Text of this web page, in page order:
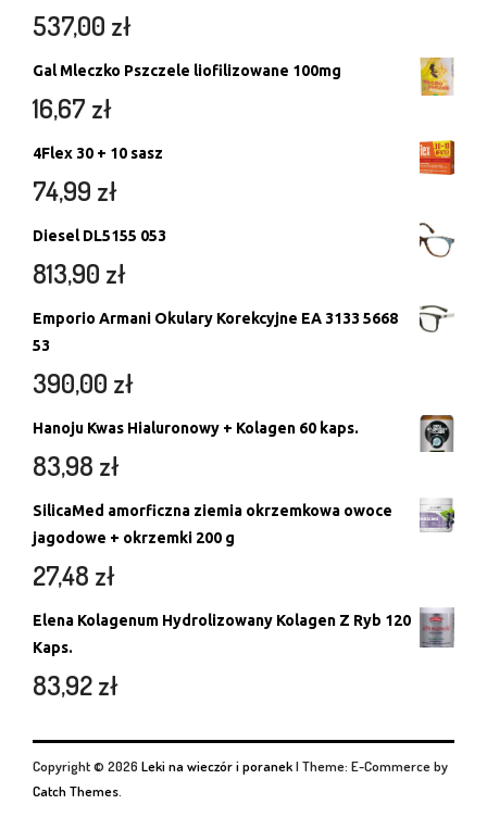
537,00 zł
Gal Mleczko Pszczele liofilizowane 100mg
16,67 zł
4Flex 30 + 10 sasz
74,99 zł
Diesel DL5155 053
813,90 zł
Emporio Armani Okulary Korekcyjne EA 3133 5668
53
390,00 zł
Hanoju Kwas Hialuronowy + Kolagen 60 kaps.
83,98 zł
SilicaMed amorficzna ziemia okrzemkowa owoce
jagodowe + okrzemki 200 g
27,48 zł
Elena Kolagenum Hydrolizowany Kolagen Z Ryb 120
Kaps.
83,92zł
Copyright © 2026 Leki na wieczór i poranek| Theme: E-Commerce by
Catch Themes.